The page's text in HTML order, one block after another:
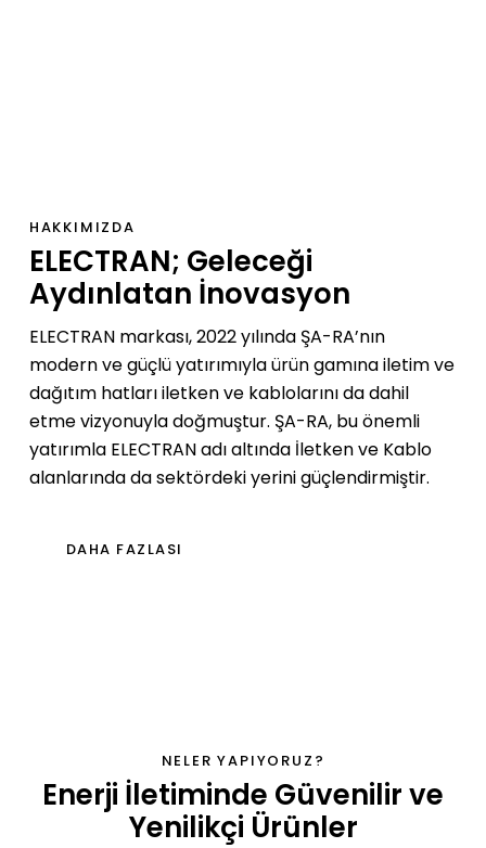
HAKKIMIZDA
ELECTRAN; Geleceği
Aydınlatan İnovasyon
ELECTRAN markası, 2022 yılında ŞA-RA’nın
modern ve güçlü yatırımıyla ürün gamına iletim ve
dağıtım hatları iletken ve kablolarını da dahil
etme vizyonuyla doğmuştur. ŞA-RA, bu önemli
yatırımla ELECTRAN adı altında İletken ve Kablo
alanlarında da sektördeki yerini güçlendirmiştir.
DAHA FAZLASI
NELER YAPIYORUZ?
Enerji İletiminde Güvenilir ve
Yenilikçi Ürünler